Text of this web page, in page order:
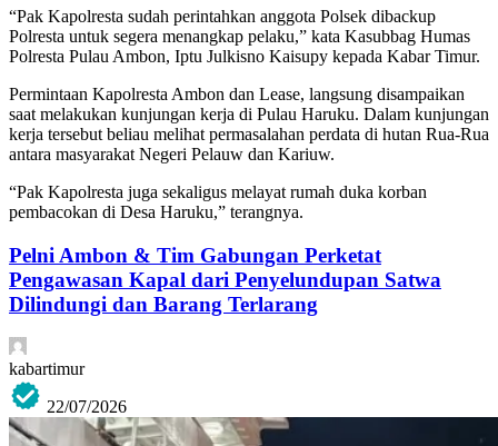
“Pak Kapolresta sudah perintahkan anggota Polsek dibackup
Polresta untuk segera menangkap pelaku,” kata Kasubbag Humas
Polresta Pulau Ambon, Iptu Julkisno Kaisupy kepada Kabar Timur.
Permintaan Kapolresta Ambon dan Lease, langsung disampaikan
saat melakukan kunjungan kerja di Pulau Haruku. Dalam kunjungan
kerja tersebut beliau melihat permasalahan perdata di hutan Rua-Rua
antara masyarakat Negeri Pelauw dan Kariuw.
“Pak Kapolresta juga sekaligus melayat rumah duka korban
pembacokan di Desa Haruku,” terangnya.
Pelni Ambon & Tim Gabungan Perketat
Pengawasan Kapal dari Penyelundupan Satwa
Dilindungi dan Barang Terlarang
kabartimur
22/07/2026